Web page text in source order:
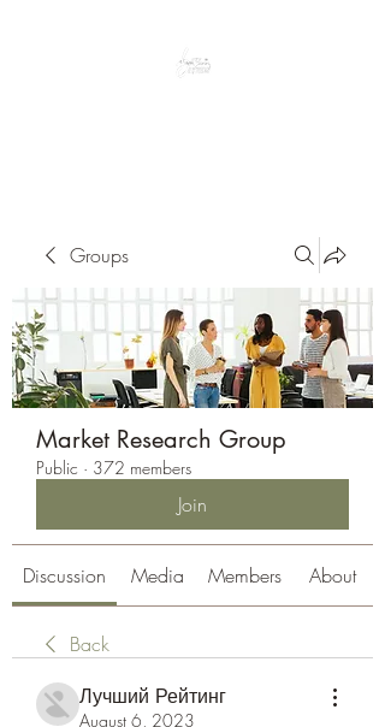
Groups
Market Research Group
Public · 372 members
Join
Discussion Media Members About
Back
Лучший Рейтинг
August 6, 2023